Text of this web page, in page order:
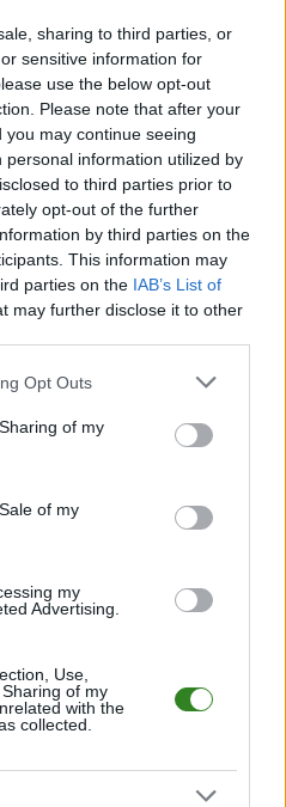
sharing to third parties, or
sensitive information for
use the below opt-out
Please note that after your
may continue seeing
information utilized by
to third parties prior to
opt-out of the further
by third parties on the
This information may
parties on the IAB’s List of
may further disclose it to other
app uses one or more Google
behaviour. You may click to
and its third-party tags to
purposes in below Google
Opt Outs
of my
of my
my
Advertising.
Use,
of my
with the
collected.
W
2
0
WIĘCEJ (8)
CZĘSTOCHOWA - OSTATNIE MECZE
Częstochowa
0
Częstochowa
P
3
Częstochowa
P
Częstochowa
WIĘCEJ (8)
takich jak mecz rozgrywek
- Steam Hemarpol Politechnika
nie tylko same wyniki setów, ale
ataku, liczba bloków i zagrywek.
bazę danych, by te